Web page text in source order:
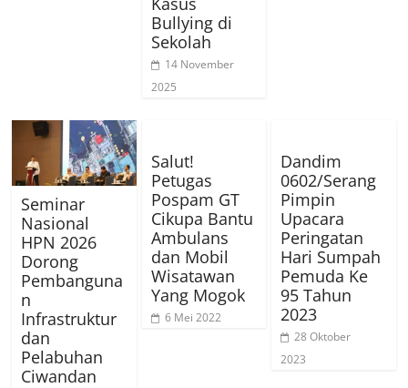
Bullying di
Sekolah
14 November
2025
Seminar
Nasional
HPN 2026
Dorong
Pembanguna
n
Infrastruktur
dan
Pelabuhan
Ciwandan
Salut!
Petugas
Pospam GT
Cikupa Bantu
Ambulans
dan Mobil
Wisatawan
Yang Mogok
6 Mei 2022
Dandim
0602/Serang
Pimpin
Upacara
Peringatan
Hari Sumpah
Pemuda Ke
95 Tahun
2023
28 Oktober
2023